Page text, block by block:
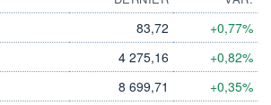
83,72 +0,77%
4 275,16 +0,82%
8 699,71 +0,35%